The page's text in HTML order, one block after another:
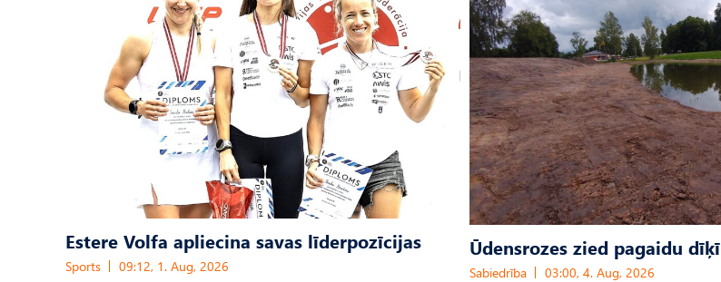
Estere Volfa apliecina savas līderpozīcijas
Sports 09:12, 1. Aug, 2026
Ūdensrozes zied pagaidu dīķī
Sabiedrība 03:00, 4. Aug, 2026